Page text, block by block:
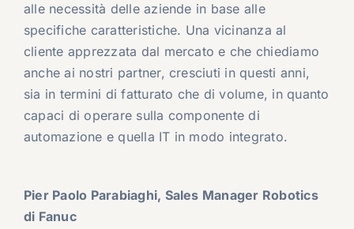
alle necessità delle aziende in base alle
specifiche caratteristiche. Una vicinanza al
cliente apprezzata dal mercato e che chiediamo
anche ai nostri partner, cresciuti in questi anni,
sia in termini di fatturato che di volume, in quanto
capaci di operare sulla componente di
automazione e quella IT in modo integrato.
Pier Paolo Parabiaghi, Sales Manager Robotics
di Fanuc